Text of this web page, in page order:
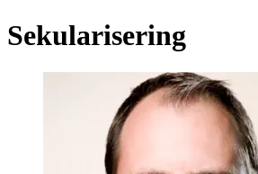
Sekularisering